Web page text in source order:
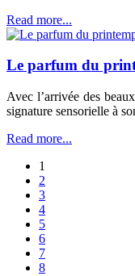
Read more...
Le parfum du
Avec l’arrivée des
signature sensorielle à
Read more...
1
2
3
4
5
6
7
8